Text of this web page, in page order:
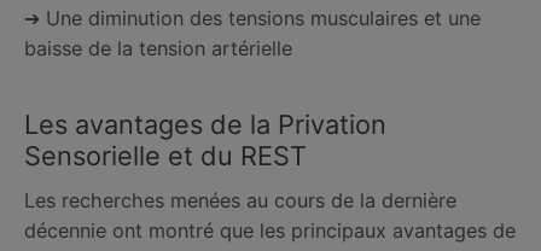
➔ Une diminution des tensions musculaires et une
baisse de la tension artérielle
Les avantages de la Privation
Sensorielle et du REST
Les recherches menées au cours de la dernière
décennie ont montré que les principaux avantages de